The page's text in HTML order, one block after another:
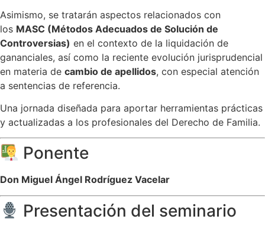
Asimismo, se tratarán aspectos relacionados con
los MASC (Métodos Adecuados de Solución de
Controversias) en el contexto de la liquidación de
gananciales, así como la reciente evolución jurisprudencial
en materia de cambio de apellidos, con especial atención
a sentencias de referencia.
Una jornada diseñada para aportar herramientas prácticas
y actualizadas a los profesionales del Derecho de Familia.
Ponente
Don Miguel Ángel Rodríguez Vacelar
Presentación del seminario